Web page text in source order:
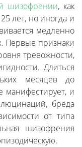
шизофрении, как
лет, но иногда и
медленно
Первые признаки
тревожности,
Длиться
месяцев до
манифестирует, и
бреда
от типа
шизофрения